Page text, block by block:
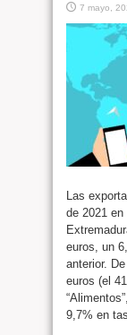
7 mayo,
Las
de 2021 en
euros, un
anterior.
euros (el
9,7% en